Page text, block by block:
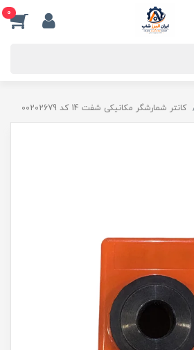
0
کانتر شمارشگر مکانیکی شفت 14 کد 00202679